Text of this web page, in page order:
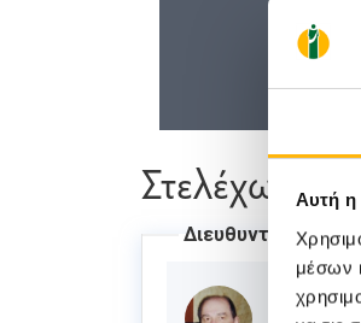
Αυτή η
μέσων
Στελέχωση
Διευθυντής